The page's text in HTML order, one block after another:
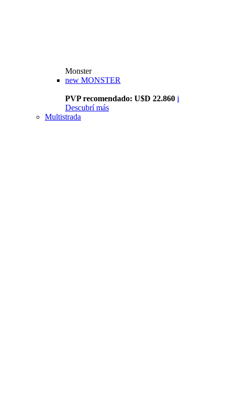
Monster
new MONSTER
PVP recomendado: U$D 22.860 i
Descubrí más
Multistrada